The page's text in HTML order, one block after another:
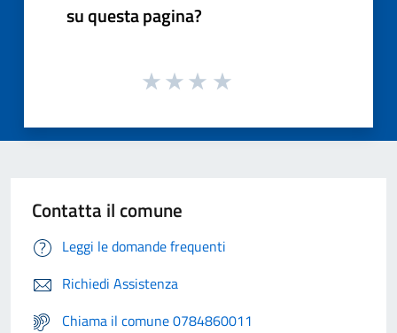
su questa pagina?
Contatta il comune
Leggi le domande frequenti
Richiedi Assistenza
Chiama il comune 0784860011